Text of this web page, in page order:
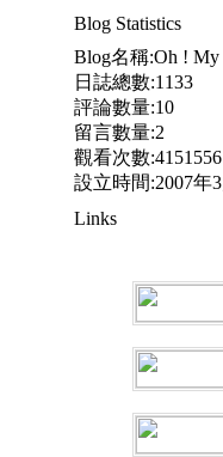
Blog Statistics
Blog名稱:Oh ! My
日誌總數:1133
評論數量:10
留言數量:2
觀看次數:4151556
設立時間:2007年3
Links